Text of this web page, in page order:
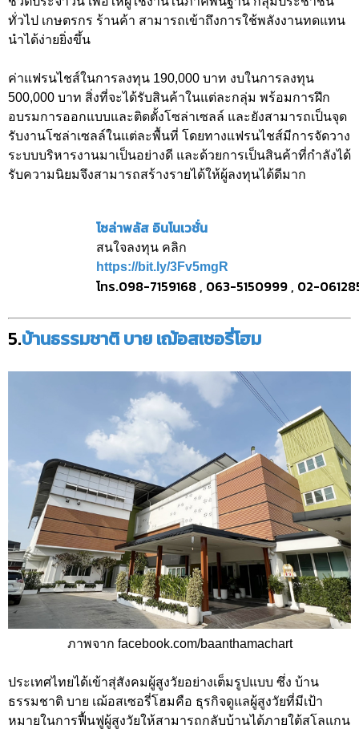
ทั่วไป เกษตรกร ร้านค้า สามารถเข้าถึงการใช้พลังงานทดแทน
นำได้ง่ายยิ่งขึ้น
ค่าแฟรนไชส์ในการลงทุน 190,000 บาท งบในการลงทุน
500,000 บาท สิ่งที่จะได้รับสินค้าในแต่ละกลุ่ม พร้อมการฝึก
อบรมการออกแบบและติดตั้งโซล่าเซลล์ และยังสามารถเป็นจุด
รับงานโซล่าเซลล์ในแต่ละพื้นที่ โดยทางแฟรนไชส์มีการจัดวาง
ระบบบริหารงานมาเป็นอย่างดี และด้วยการเป็นสินค้าที่กำลังได้
รับความนิยมจึงสามารถสร้างรายได้ให้ผู้ลงทุนได้ดีมาก
โซล่าพลัส อินโนเวชั่น
สนใจลงทุน คลิก
https://bit.ly/3Fv5mgR
โทร.098-7159168 , 063-5150999 , 02-
5.บ้านธรรมชาติ บาย เฌ้อสเซอรี่โฮม
ภาพจาก facebook.com/baanthamachart
ประเทศไทยได้เข้าสุ่สังคมผู้สูงวัยอย่างเต็มรูปแบบ ซึ่ง บ้าน
ธรรมชาติ บาย เฌ้อสเซอรี่โฮมคือ ธุรกิจดูแลผู้สูงวัยที่มีเป้า
หมายในการฟื้นฟูผู้สูงวัยให้สามารถกลับบ้านได้ภายใต้สโลแกน